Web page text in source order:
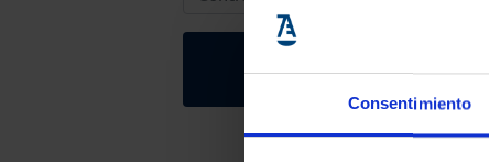
Consentimiento
Entrar
Solicitar